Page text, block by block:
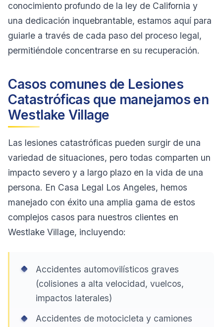
conocimiento profundo de la ley de California y
una dedicación inquebrantable, estamos aquí para
guiarle a través de cada paso del proceso legal,
permitiéndole concentrarse en su recuperación.
Casos comunes de Lesiones
Catastróficas que manejamos en
Westlake Village
Las lesiones catastróficas pueden surgir de una
variedad de situaciones, pero todas comparten un
impacto severo y a largo plazo en la vida de una
persona. En Casa Legal Los Angeles, hemos
manejado con éxito una amplia gama de estos
complejos casos para nuestros clientes en
Westlake Village, incluyendo:
Accidentes automovilísticos graves
(colisiones a alta velocidad, vuelcos,
impactos laterales)
Accidentes de motocicleta y camiones